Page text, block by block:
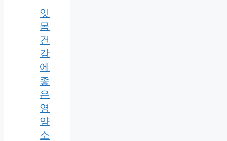
잇
몸
건
강
에
좋
은
영
양
소